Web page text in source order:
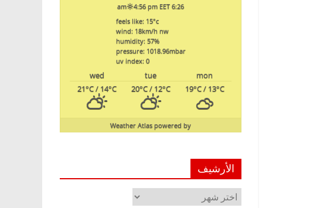
6:26 am
4:56 pm EET
feels like: 15°c
wind: 18km/h nw
humidity: 57%
pressure: 1018.96mbar
uv index: 0
mon
tue
wed
19°C/ 13°C
20°C/ 12°C
21°C/ 14°C
powered by
Weather Atlas
الأرشيف
الأرشيف